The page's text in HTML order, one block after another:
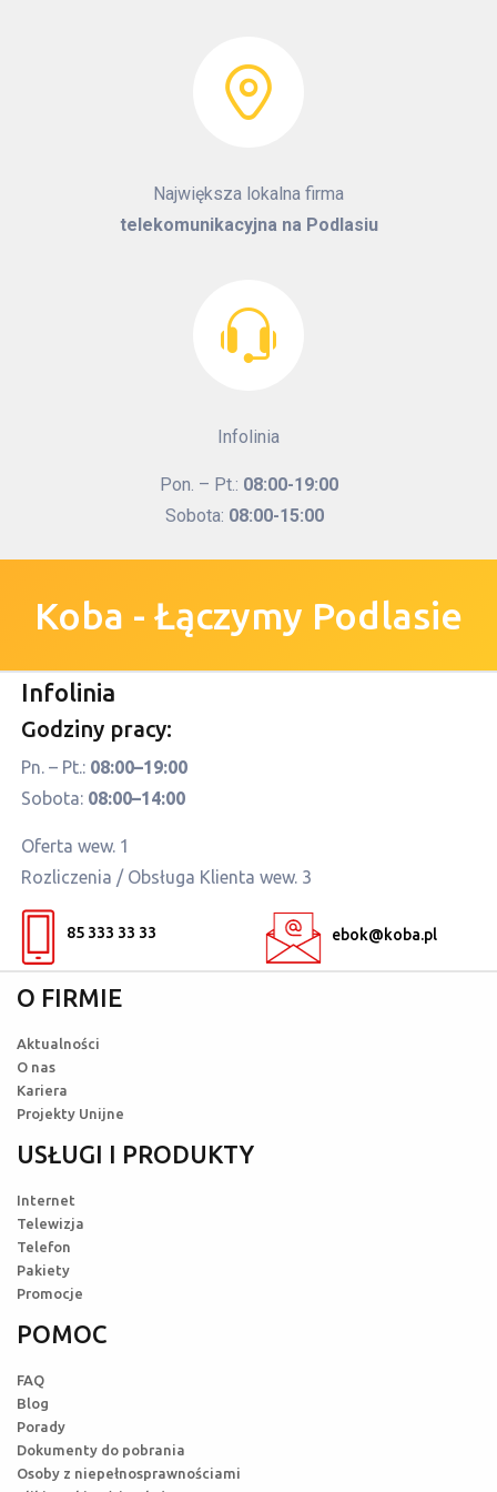
Największa lokalna firma
telekomunikacyjna na Podlasiu
Infolinia
Pon. – Pt.: 08:00-19:00
Sobota: 08:00-15:00
Koba - Łączymy Podlasie
Infolinia
Godziny pracy:
Pn. – Pt.: 08:00–19:00
Sobota: 08:00–14:00
Oferta wew. 1
Rozliczenia / Obsługa Klienta wew. 3
85 333 33 33 ebok@koba.pl
O FIRMIE
Aktualności
O nas
Kariera
Projekty Unijne
USŁUGI I PRODUKTY
Internet
Telewizja
Telefon
Pakiety
Promocje
POMOC
FAQ
Blog
Porady
Dokumenty do pobrania
Osoby z niepełnosprawnościami